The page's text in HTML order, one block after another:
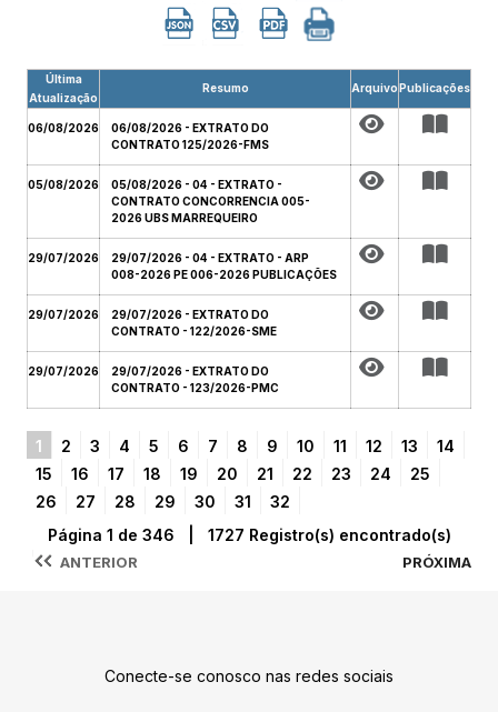
Última
Atualização
Resumo ArquivoPublicações
06/08/2026
06/08/2026 - EXTRATO DO
CONTRATO 125/2026-FMS
05/08/2026
05/08/2026 - 04 - EXTRATO -
CONTRATO CONCORRENCIA 005-
2026 UBS MARREQUEIRO
29/07/2026
29/07/2026 - 04 - EXTRATO - ARP
008-2026 PE 006-2026 PUBLICAÇÕES
29/07/2026
29/07/2026 - EXTRATO DO
CONTRATO - 122/2026-SME
29/07/2026
29/07/2026 - EXTRATO DO
CONTRATO - 123/2026-PMC
1 2 3 4 5 6 7 8 9 10 11 12 13
14
15
16 17 18 19 20 21 22 23 24
25
26
27 28 29 30 31 32
ANTERIOR
Página 1 de 346 | 1727 Registro(s) encontrado(s)
PRÓXIMA
Conecte-se conosco nas redes sociais